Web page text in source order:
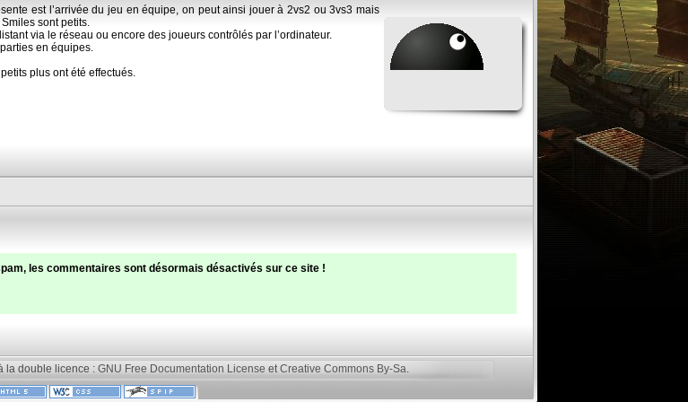
est l’arrivée du jeu en équipe, on peut ainsi jouer à 2vs2 ou 3vs3 mais
sont petits.
via le réseau ou encore des joueurs contrôlés par l’ordinateur.
en équipes.
plus ont été effectués.
les commentaires sont désormais désactivés sur ce site !
la double licence : GNU Free Documentation License et Creative Commons By-Sa